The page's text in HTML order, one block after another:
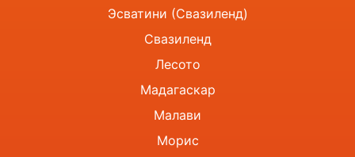
Эсватини (Свазиленд)
Свазиленд
Лесото
Мадагаскар
Малави
Морис